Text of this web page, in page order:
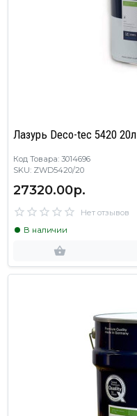
Лазурь Deco-tec 5420 20л
Код Товара: 3014696
SKU: ZWD5420/20
27320.00р.
Нет отзывов
В наличии